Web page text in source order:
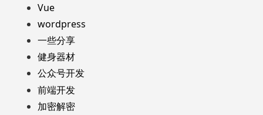
Vue
wordpress
一些分享
健身器材
公众号开发
前端开发
加密解密